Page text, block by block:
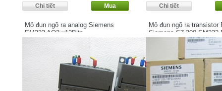
Mô đun ngõ ra analog Siemens
EM232 AQ2 x12Bits
Mô đun ngõ ra transistor
Siemens S7-200 EM222